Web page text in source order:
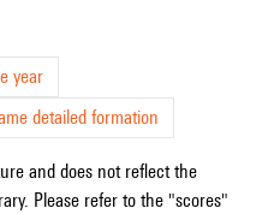
year
detailed formation
and does not reflect the
Please refer to the "scores"